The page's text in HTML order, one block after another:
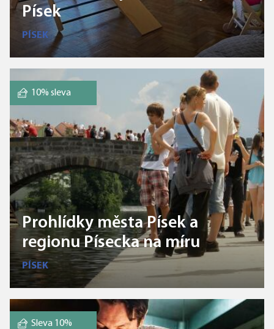
Písek
PÍSEK
Prohlídky města Písek a
regionu Písecka na míru
PÍSEK
10% sleva
Sleva 10%